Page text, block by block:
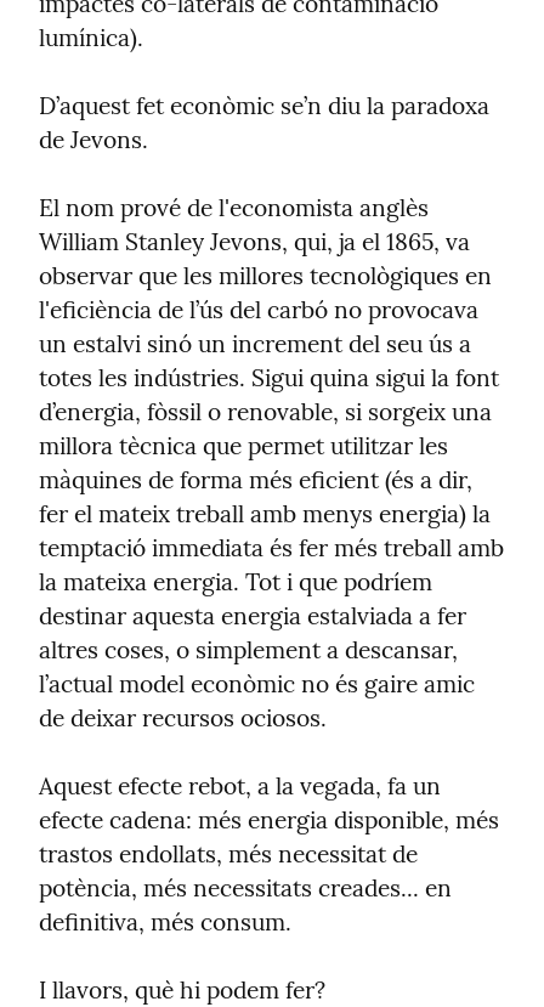
lumínica).
D’aquest fet econòmic se’n diu la paradoxa
de Jevons.
El nom prové de l'economista anglès
William Stanley Jevons, qui, ja el 1865, va
observar que les millores tecnològiques en
l'eficiència de l’ús del carbó no provocava
un estalvi sinó un increment del seu ús a
totes les indústries. Sigui quina sigui la font
d’energia, fòssil o renovable, si sorgeix una
millora tècnica que permet utilitzar les
màquines de forma més eficient (és a dir,
fer el mateix treball amb menys energia) la
temptació immediata és fer més treball amb
la mateixa energia. Tot i que podríem
destinar aquesta energia estalviada a fer
altres coses, o simplement a descansar,
l’actual model econòmic no és gaire amic
de deixar recursos ociosos.
Aquest efecte rebot, a la vegada, fa un
efecte cadena: més energia disponible, més
trastos endollats, més necessitat de
potència, més necessitats creades... en
definitiva, més consum.
I llavors, què hi podem fer?